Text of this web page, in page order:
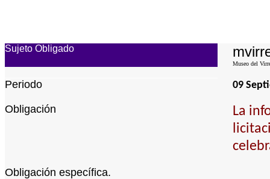
Sujeto Obligado
Museo del
Periodo 09
Obligación
La
Obligación específica.